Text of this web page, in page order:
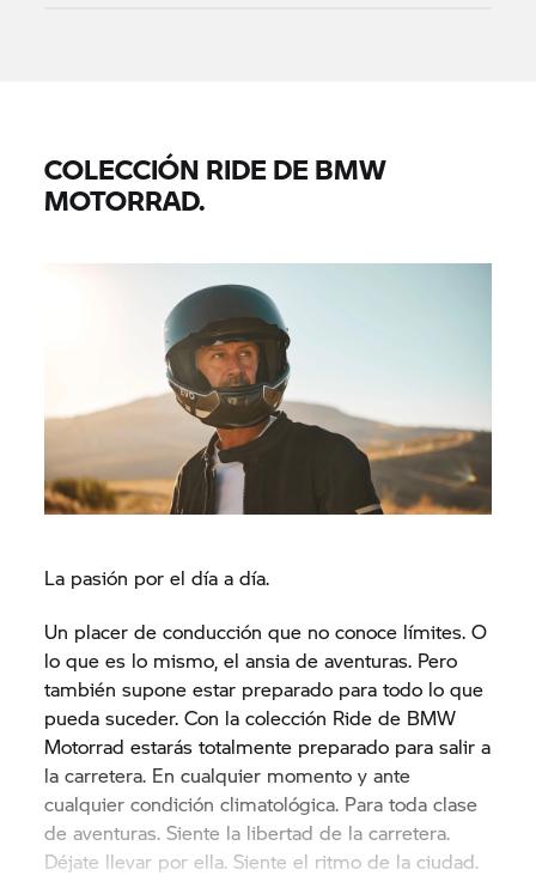
COLECCIÓN RIDE DE BMW
MOTORRAD.
La pasión por el día a día.
Un placer de conducción que no conoce límites. O
lo que es lo mismo, el ansia de aventuras. Pero
también supone estar preparado para todo lo que
pueda suceder. Con la colección Ride de BMW
Motorrad estarás totalmente preparado para salir a
la carretera. En cualquier momento y ante
cualquier condición climatológica. Para toda clase
de aventuras. Siente la libertad de la carretera.
Déjate llevar por ella. Siente el ritmo de la ciudad.